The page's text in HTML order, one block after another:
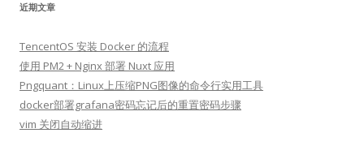
近期文章
TencentOS 安装 Docker 的流程
使用 PM2 + Nginx 部署 Nuxt 应用
Pngquant：Linux上压缩PNG图像的命令行实用工具
docker部署grafana密码忘记后的重置密码步骤
vim 关闭自动缩进